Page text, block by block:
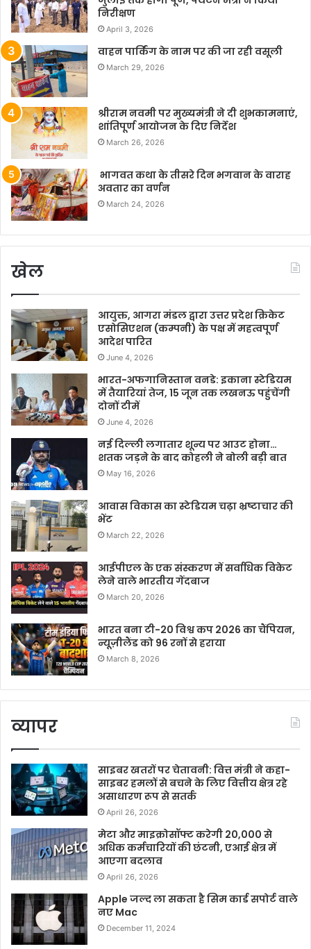
निरीक्षण
April 3, 2026
वाहन पार्किंग के नाम पर की जा रही वसूली
March 29, 2026
श्रीराम नवमी पर मुख्यमंत्री ने दी शुभकामनाएं,
शांतिपूर्ण आयोजन के दिए निर्देश
March 26, 2026
भागवत कथा के तीसरे दिन भगवान के वाराह
अवतार का वर्णन
March 24, 2026
खेल
आयुक्त, आगरा मंडल द्वारा उत्तर प्रदेश क्रिकेट
एसोसिएशन (कम्पनी) के पक्ष में महत्वपूर्ण
आदेश पारित
June 4, 2026
भारत-अफगानिस्तान वनडे: इकाना स्टेडियम
में तैयारियां तेज, 15 जून तक लखनऊ पहुंचेंगी
दोनों टीमें
June 4, 2026
नई दिल्ली लगातार शून्य पर आउट होना…
शतक जड़ने के बाद कोहली ने बोली बड़ी बात
May 16, 2026
आवास विकास का स्टेडियम चढ़ा भ्रष्टाचार की
भेंट
March 22, 2026
आईपीएल के एक संस्करण में सर्वाधिक विकेट
लेने वाले भारतीय गेंदबाज
March 20, 2026
भारत बना टी-20 विश्व कप 2026 का चैंपियन,
न्यूज़ीलैंड को 96 रनों से हराया
March 8, 2026
व्यापर
साइबर खतरों पर चेतावनी: वित्त मंत्री ने कहा-
साइबर हमलों से बचने के लिए वित्तीय क्षेत्र रहे
असाधारण रूप से सतर्क
April 26, 2026
मेटा और माइक्रोसॉफ्ट करेगी 20,000 से
अधिक कर्मचारियों की छंटनी, एआई क्षेत्र में
आएगा बदलाव
April 26, 2026
Apple जल्द ला सकता है सिम कार्ड सपोर्ट वाले
नए Mac
December 11, 2024